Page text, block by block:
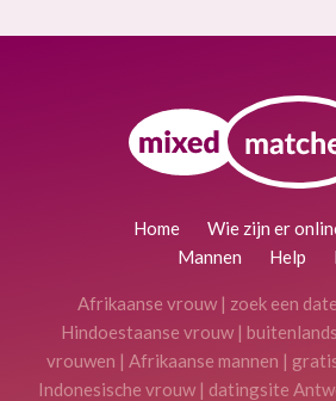
Home Wie zijn er
Mannen
Help
Afrikaanse vrouw | zoek een
Hindoestaanse vrouw |
vrouwen | Afrikaanse mannen |
Indonesische vrouw | datingsite